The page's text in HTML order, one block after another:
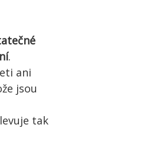
.
ani
jsou
tak